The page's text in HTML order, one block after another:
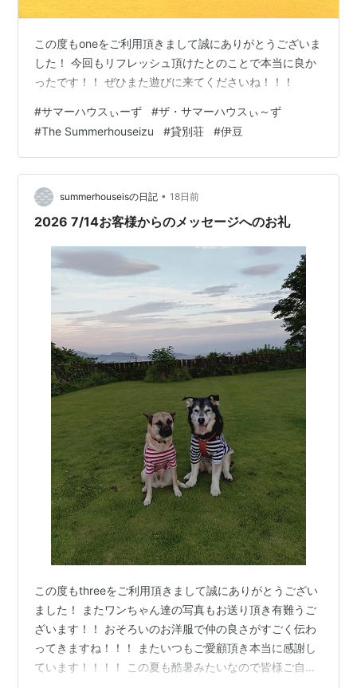
この度もoneをご利用頂きまして誠にありがとうございま
した！ 今回もリフレッシュ頂けたとのことで本当に良か
ったです！！ ぜひまた遊びに来てくださいね！！！
#サマーハウスぃーず #ザ・サマーハウスぃ～ず
#The Summerhouseizu #貸別荘 #伊豆
summerhouseisの日記 • 18日前
2026 7/14お客様からのメッセージへのお礼
この度もthreeをご利用頂きまして誠にありがとうござい
ました！ またワンちゃん達の写真もお送り頂き有難うご
ざいます！！ おそろいのお洋服で仲の良さがすごく伝わ
ってきますね！！！ またいつもご愛顧頂き本当に感謝し
ています！！！！ この夏も酷暑みたいなので皆様ご自愛